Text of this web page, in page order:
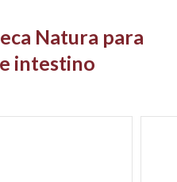
Natura para
intestino